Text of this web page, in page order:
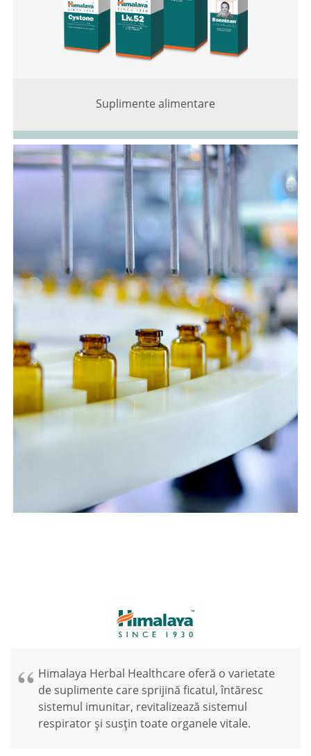
Suplimente alimentare
Himalaya Herbal Healthcare oferă o varietate
de suplimente care sprijină ficatul, întăresc
sistemul imunitar, revitalizează sistemul
respirator și susțin toate organele vitale.